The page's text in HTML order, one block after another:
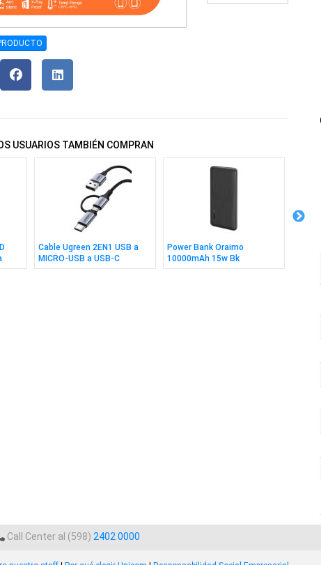
USUARIOS TAMBIÉN COMPRAN
Cable Ugreen 2EN1 USB a
MICRO-USB a USB-C
Power Bank Oraimo
10000mAh 15w Bk
Ssd
Call Center al (598) 2402 0000